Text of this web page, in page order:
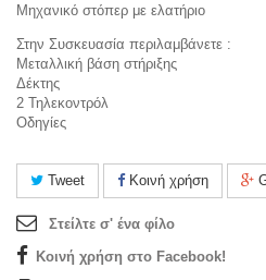
Μηχανικό στόπερ με ελατήριο
Στην Συσκευασία περιλαμβάνετε :
Μεταλλική βάση στήριξης
Δέκτης
2 Τηλεκοντρόλ
Οδηγίες
Tweet Κοινή χρήση
Στείλτε σ' ένα φίλο
Κοινή χρήση στο Facebook!